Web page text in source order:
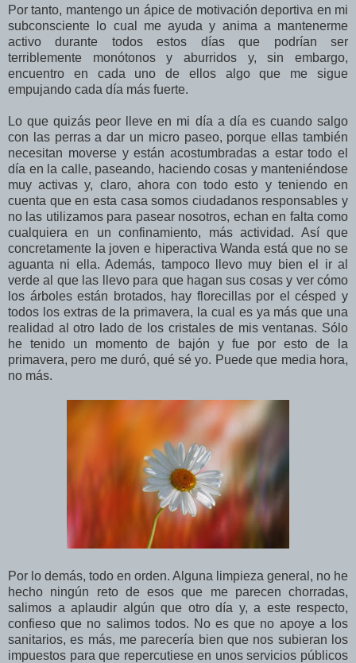
Por tanto, mantengo un ápice de motivación deportiva en mi
subconsciente lo cual me ayuda y anima a mantenerme
activo durante todos estos días que podrían ser
terriblemente monótonos y aburridos y, sin embargo,
encuentro en cada uno de ellos algo que me sigue
empujando cada día más fuerte.
Lo que quizás peor lleve en mi día a día es cuando salgo
con las perras a dar un micro paseo, porque ellas también
necesitan moverse y están acostumbradas a estar todo el
día en la calle, paseando, haciendo cosas y manteniéndose
muy activas y, claro, ahora con todo esto y teniendo en
cuenta que en esta casa somos ciudadanos responsables y
no las utilizamos para pasear nosotros, echan en falta como
cualquiera en un confinamiento, más actividad. Así que
concretamente la joven e hiperactiva Wanda está que no se
aguanta ni ella. Además, tampoco llevo muy bien el ir al
verde al que las llevo para que hagan sus cosas y ver cómo
los árboles están brotados, hay florecillas por el césped y
todos los extras de la primavera, la cual es ya más que una
realidad al otro lado de los cristales de mis ventanas. Sólo
he tenido un momento de bajón y fue por esto de la
primavera, pero me duró, qué sé yo. Puede que media hora,
no más.
Por lo demás, todo en orden. Alguna limpieza general, no he
hecho ningún reto de esos que me parecen chorradas,
salimos a aplaudir algún que otro día y, a este respecto,
confieso que no salimos todos. No es que no apoye a los
sanitarios, es más, me parecería bien que nos subieran los
impuestos para que repercutiese en unos servicios públicos